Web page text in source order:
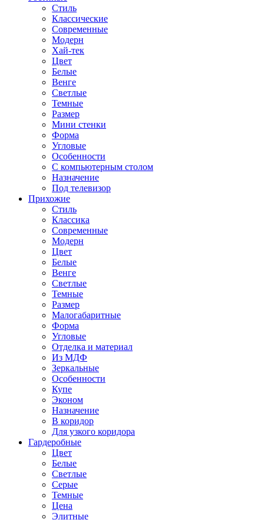
Стиль
Классические
Современные
Модерн
Хай-тек
Цвет
Белые
Венге
Светлые
Темные
Размер
Мини стенки
Форма
Угловые
Особенности
С компьютерным столом
Назначение
Под телевизор
Прихожие
Стиль
Классика
Современные
Модерн
Цвет
Белые
Венге
Светлые
Темные
Размер
Малогабаритные
Форма
Угловые
Отделка и материал
Из МДФ
Зеркальные
Особенности
Купе
Эконом
Назначение
В коридор
Для узкого коридора
Гардеробные
Цвет
Белые
Светлые
Серые
Темные
Цена
Элитные